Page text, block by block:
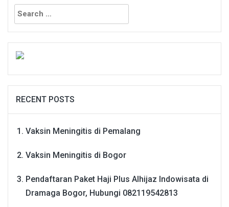
Search
for:
RECENT POSTS
Vaksin Meningitis di Pemalang
Vaksin Meningitis di Bogor
Pendaftaran Paket Haji Plus Alhijaz Indowisata di
Dramaga Bogor, Hubungi 082119542813